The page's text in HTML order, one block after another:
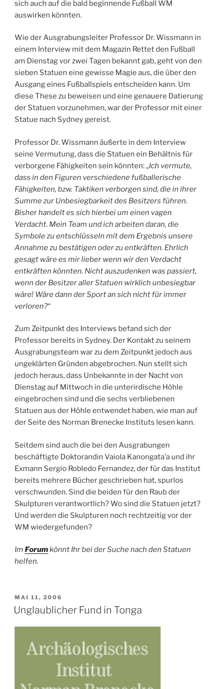
sich auch auf die bald beginnende Fußball WM
auswirken könnten.
Wie der Ausgrabungsleiter Professor Dr. Wissmann in
einem Interview mit dem Magazin Rettet den Fußball
am Dienstag vor zwei Tagen bekannt gab, geht von den
sieben Statuen eine gewisse Magie aus, die über den
Ausgang eines Fußballspiels entscheiden kann. Um
diese These zu beweisen und eine genauere Datierung
der Statuen vorzunehmen, war der Professor mit einer
Statue nach Sydney gereist.
Professor Dr. Wissmann äußerte in dem Interview
seine Vermutung, dass die Statuen ein Behältnis für
verborgene Fähigkeiten sein könnten: „Ich vermute,
dass in den Figuren verschiedene fußballerische
Fähigkeiten, bzw. Taktiken verborgen sind, die in ihrer
Summe zur Unbesiegbarkeit des Besitzers führen.
Bisher handelt es sich hierbei um einen vagen
Verdacht. Mein Team und ich arbeiten daran, die
Symbole zu entschlüsseln mit dem Ergebnis unsere
Annahme zu bestätigen oder zu entkräften. Ehrlich
gesagt wäre es mir lieber wenn wir den Verdacht
entkräften könnten. Nicht auszudenken was passiert,
wenn der Besitzer aller Statuen wirklich unbesiegbar
wäre! Wäre dann der Sport an sich nicht für immer
verloren?“
Zum Zeitpunkt des Interviews befand sich der
Professor bereits in Sydney. Der Kontakt zu seinem
Ausgrabungsteam war zu dem Zeitpunkt jedoch aus
ungeklärten Gründen abgebrochen. Nun stellt sich
jedoch heraus, dass Unbekannte in der Nacht von
Dienstag auf Mittwoch in die unterirdische Höhle
eingebrochen sind und die sechs verbliebenen
Statuen aus der Höhle entwendet haben, wie man auf
der Seite des Norman Brenecke Instituts lesen kann.
Seitdem sind auch die bei den Ausgrabungen
beschäftigte Doktorandin Vaiola Kanongata’a und ihr
Exmann Sergio Robledo Fernandez, der für das Institut
bereits mehrere Bücher geschrieben hat, spurlos
verschwunden. Sind die beiden für den Raub der
Skulpturen verantwortlich? Wo sind die Statuen jetzt?
Und werden die Skulpturen noch rechtzeitig vor der
WM wiedergefunden?
Im Forumkönnt Ihr bei der Suche nach den Statuen
helfen.
VERÖFFENTLICHT
AM
MAI 11, 2006
Unglaublicher Fund in Tonga